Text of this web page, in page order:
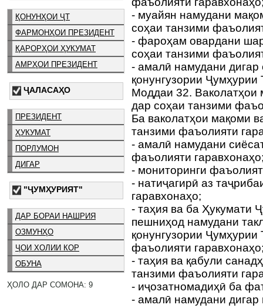
ҚОНУНҲОИ ҶТ
ФАРМОНҲОИ ПРЕЗИДЕНТ
ҚАРОРҲОИ ҲУКУМАТ
АМРҲОИ ПРЕЗИДЕНТ
ҶАЛАСАҲО
ПРЕЗИДЕНТ
ҲУКУМАТ
ПОРЛУМОН
ДИГАР
"ҶУМҲУРИЯТ"
ДАР БОРАИ НАШРИЯ
ОЗМУНҲО
ҶОИ ХОЛИИ КОР
ОБУНА
ҲОЛО ДАР СОМОНА: 9
- муайян намудани
соҳаи танзими
- фароҳам овардани
соҳаи танзими
- амалӣ намудани
қонунгузории Ҷумҳурии
Моддаи 32. Ваколатҳои
дар соҳаи танзими
Ба ваколатҳои мақоми
танзими фаъолияти
- амалӣ намудани
фаъолияти
- мониторинги
- натиҷагирӣ аз
гаравхонаҳо;
- таҳия ва ба Ҳукумати
пешниҳод намудани
қонунгузории
фаъолияти
- таҳия ва қабули
танзими фаъолияти
- иҷозатномадиҳӣ ба
- амалӣ намудани